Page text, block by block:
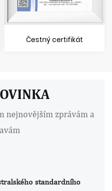
Čestný certifikát
nejnovějším zprávám a
standardního